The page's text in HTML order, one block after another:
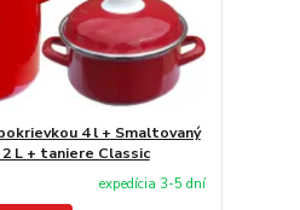
4 l + Smaltovaný
L + taniere Classic
expedícia 3-5 dní